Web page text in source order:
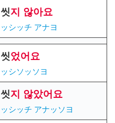
씻지 않아요
ッシッチ アナヨ
씻었어요
ッシソッソヨ
씻지 않았어요
ッシッチ アナッソヨ